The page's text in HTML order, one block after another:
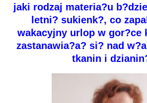
jaki rodzaj materia?u
letni? sukienk?, co
wakacyjny urlop w gor?ce
zastanawia?a? si? nad
tkanin i